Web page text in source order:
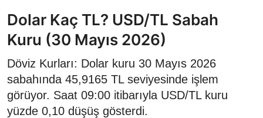
Dolar Kaç TL? USD/TL Sabah
Kuru (30 Mayıs 2026)
Döviz Kurları: Dolar kuru 30 Mayıs 2026
sabahında 45,9165 TL seviyesinde işlem
görüyor. Saat 09:00 itibarıyla USD/TL kuru
yüzde 0,10 düşüş gösterdi.